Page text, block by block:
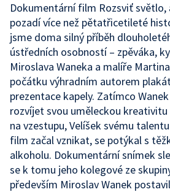
Dokumentární film Rozsviť světlo,
pozadí více než pětatřicetileté
jsme doma silný příběh
ústředních osobností – zpěváka,
Miroslava Waneka a malíře
počátku výhradním autorem
prezentace kapely. Zatímco
rozvíjet svou uměleckou
na vzestupu, Velíšek svému
film začal vznikat, se potýkal s
alkoholu. Dokumentární snímek
se k tomu jeho kolegové ze
především Miroslav Wanek